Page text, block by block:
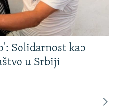
Solidarnost kao
u Srbiji